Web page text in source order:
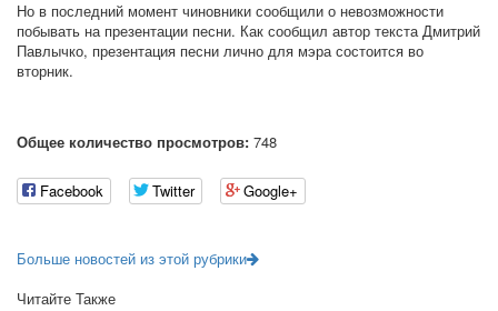
Но в последний момент чиновники сообщили о невозможности
побывать на презентации песни. Как сообщил автор текста Дмитрий
Павлычко, презентация песни лично для мэра состоится во
вторник.
Общее количество просмотров: 748
Facebook Twitter Google+
Больше новостей из этой рубрики
Читайте Также